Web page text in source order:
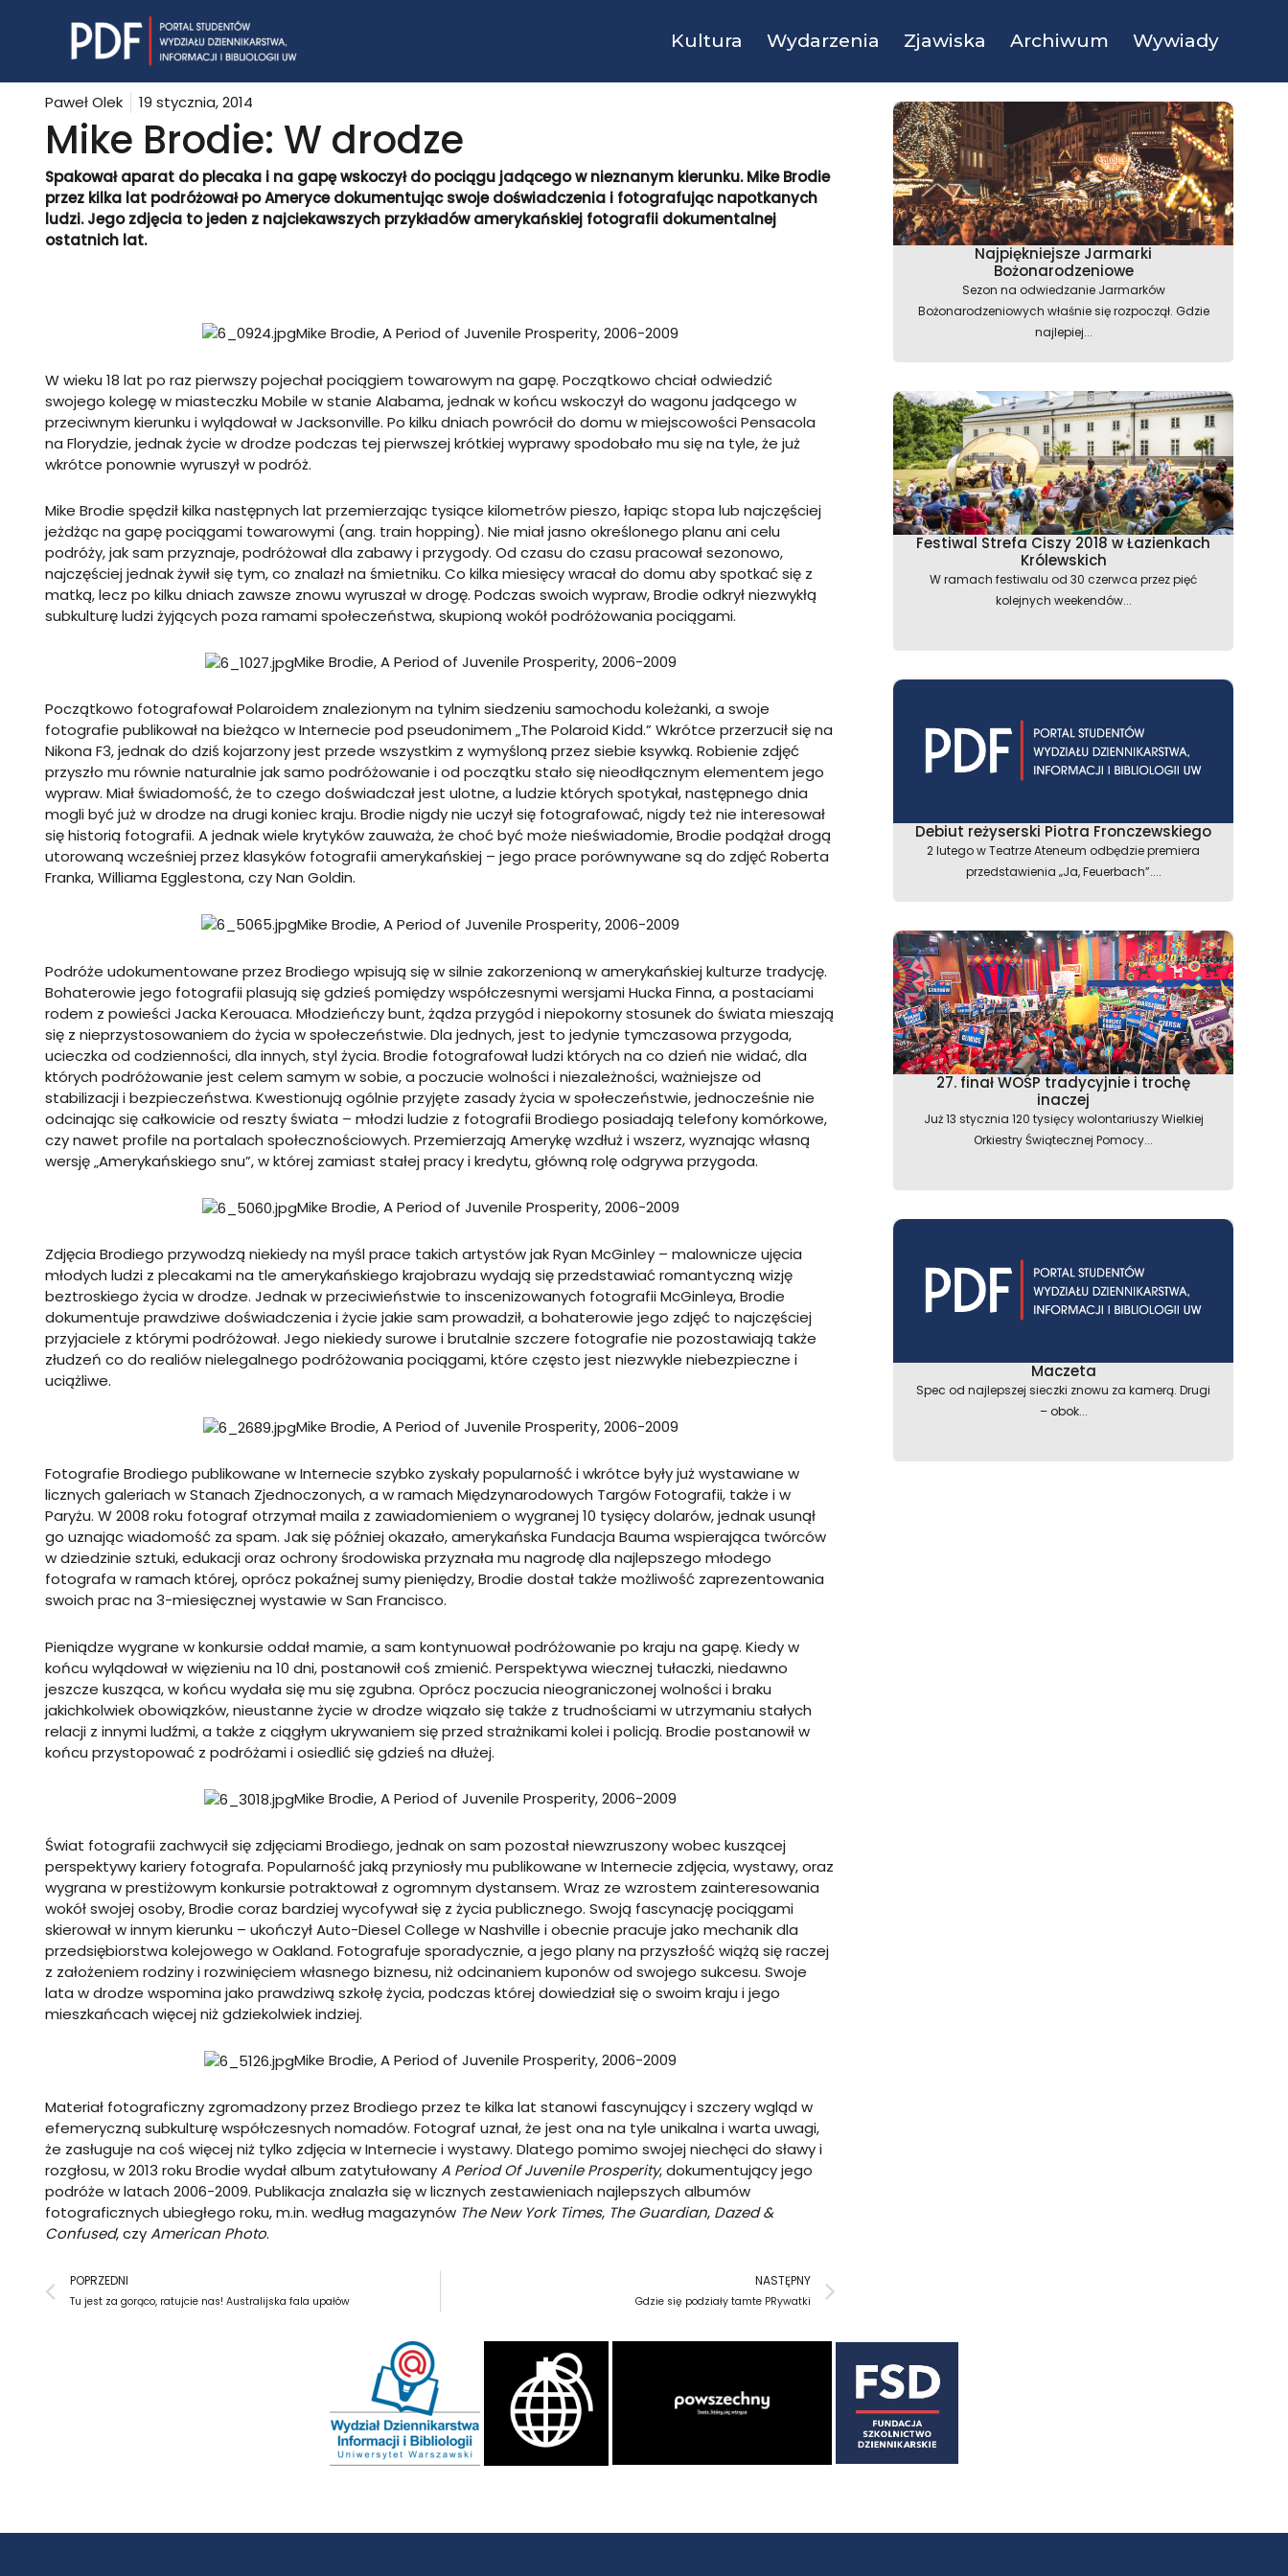
Kultura Wydarzenia Zjawiska Archiwum Wywiady
Paweł Olek 19 stycznia, 2014
Mike Brodie: W drodze
Spakował aparat do plecaka i na gapę wskoczył do pociągu jadącego w nieznanym kierunku. Mike Brodie
przez kilka lat podróżował po Ameryce dokumentując swoje doświadczenia i fotografując napotkanych
ludzi. Jego zdjęcia to jeden z najciekawszych przykładów amerykańskiej fotografii dokumentalnej
ostatnich lat.
Mike Brodie, A Period of Juvenile Prosperity, 2006-2009
W wieku 18 lat po raz pierwszy pojechał pociągiem towarowym na gapę. Początkowo chciał odwiedzić
swojego kolegę w miasteczku Mobile w stanie Alabama, jednak w końcu wskoczył do wagonu jadącego w
przeciwnym kierunku i wylądował w Jacksonville. Po kilku dniach powrócił do domu w miejscowości Pensacola
na Florydzie, jednak życie w drodze podczas tej pierwszej krótkiej wyprawy spodobało mu się na tyle, że już
wkrótce ponownie wyruszył w podróż.
Mike Brodie spędził kilka następnych lat przemierzając tysiące kilometrów pieszo, łapiąc stopa lub najczęściej
jeżdżąc na gapę pociągami towarowymi (ang. train hopping). Nie miał jasno określonego planu ani celu
podróży, jak sam przyznaje, podróżował dla zabawy i przygody. Od czasu do czasu pracował sezonowo,
najczęściej jednak żywił się tym, co znalazł na śmietniku. Co kilka miesięcy wracał do domu aby spotkać się z
matką, lecz po kilku dniach zawsze znowu wyruszał w drogę. Podczas swoich wypraw, Brodie odkrył niezwykłą
subkulturę ludzi żyjących poza ramami społeczeństwa, skupioną wokół podróżowania pociągami.
Mike Brodie, A Period of Juvenile Prosperity, 2006-2009
Początkowo fotografował Polaroidem znalezionym na tylnim siedzeniu samochodu koleżanki, a swoje
fotografie publikował na bieżąco w Internecie pod pseudonimem „The Polaroid Kidd.” Wkrótce przerzucił się na
Nikona F3, jednak do dziś kojarzony jest przede wszystkim z wymyśloną przez siebie ksywką. Robienie zdjęć
przyszło mu równie naturalnie jak samo podróżowanie i od początku stało się nieodłącznym elementem jego
wypraw. Miał świadomość, że to czego doświadczał jest ulotne, a ludzie których spotykał, następnego dnia
mogli być już w drodze na drugi koniec kraju. Brodie nigdy nie uczył się fotografować, nigdy też nie interesował
się historią fotografii. A jednak wiele krytyków zauważa, że choć być może nieświadomie, Brodie podążał drogą
utorowaną wcześniej przez klasyków fotografii amerykańskiej – jego prace porównywane są do zdjęć Roberta
Franka, Williama Egglestona, czy Nan Goldin.
Mike Brodie, A Period of Juvenile Prosperity, 2006-2009
Podróże udokumentowane przez Brodiego wpisują się w silnie zakorzenioną w amerykańskiej kulturze tradycję.
Bohaterowie jego fotografii plasują się gdzieś pomiędzy współczesnymi wersjami Hucka Finna, a postaciami
rodem z powieści Jacka Kerouaca. Młodzieńczy bunt, żądza przygód i niepokorny stosunek do świata mieszają
się z nieprzystosowaniem do życia w społeczeństwie. Dla jednych, jest to jedynie tymczasowa przygoda,
ucieczka od codzienności, dla innych, styl życia. Brodie fotografował ludzi których na co dzień nie widać, dla
których podróżowanie jest celem samym w sobie, a poczucie wolności i niezależności, ważniejsze od
stabilizacji i bezpieczeństwa. Kwestionują ogólnie przyjęte zasady życia w społeczeństwie, jednocześnie nie
odcinając się całkowicie od reszty świata – młodzi ludzie z fotografii Brodiego posiadają telefony komórkowe,
czy nawet profile na portalach społecznościowych. Przemierzają Amerykę wzdłuż i wszerz, wyznając własną
wersję „Amerykańskiego snu”, w której zamiast stałej pracy i kredytu, główną rolę odgrywa przygoda.
Mike Brodie, A Period of Juvenile Prosperity, 2006-2009
Zdjęcia Brodiego przywodzą niekiedy na myśl prace takich artystów jak Ryan McGinley – malownicze ujęcia
młodych ludzi z plecakami na tle amerykańskiego krajobrazu wydają się przedstawiać romantyczną wizję
beztroskiego życia w drodze. Jednak w przeciwieństwie to inscenizowanych fotografii McGinleya, Brodie
dokumentuje prawdziwe doświadczenia i życie jakie sam prowadził, a bohaterowie jego zdjęć to najczęściej
przyjaciele z którymi podróżował. Jego niekiedy surowe i brutalnie szczere fotografie nie pozostawiają także
złudzeń co do realiów nielegalnego podróżowania pociągami, które często jest niezwykle niebezpieczne i
uciążliwe.
Mike Brodie, A Period of Juvenile Prosperity, 2006-2009
Fotografie Brodiego publikowane w Internecie szybko zyskały popularność i wkrótce były już wystawiane w
licznych galeriach w Stanach Zjednoczonych, a w ramach Międzynarodowych Targów Fotografii, także i w
Paryżu. W 2008 roku fotograf otrzymał maila z zawiadomieniem o wygranej 10 tysięcy dolarów, jednak usunął
go uznając wiadomość za spam. Jak się później okazało, amerykańska Fundacja Bauma wspierająca twórców
w dziedzinie sztuki, edukacji oraz ochrony środowiska przyznała mu nagrodę dla najlepszego młodego
fotografa w ramach której, oprócz pokaźnej sumy pieniędzy, Brodie dostał także możliwość zaprezentowania
swoich prac na 3-miesięcznej wystawie w San Francisco.
Pieniądze wygrane w konkursie oddał mamie, a sam kontynuował podróżowanie po kraju na gapę. Kiedy w
końcu wylądował w więzieniu na 10 dni, postanowił coś zmienić. Perspektywa wiecznej tułaczki, niedawno
jeszcze kusząca, w końcu wydała się mu się zgubna. Oprócz poczucia nieograniczonej wolności i braku
jakichkolwiek obowiązków, nieustanne życie w drodze wiązało się także z trudnościami w utrzymaniu stałych
relacji z innymi ludźmi, a także z ciągłym ukrywaniem się przed strażnikami kolei i policją. Brodie postanowił w
końcu przystopować z podróżami i osiedlić się gdzieś na dłużej.
Mike Brodie, A Period of Juvenile Prosperity, 2006-2009
Świat fotografii zachwycił się zdjęciami Brodiego, jednak on sam pozostał niewzruszony wobec kuszącej
perspektywy kariery fotografa. Popularność jaką przyniosły mu publikowane w Internecie zdjęcia, wystawy, oraz
wygrana w prestiżowym konkursie potraktował z ogromnym dystansem. Wraz ze wzrostem zainteresowania
wokół swojej osoby, Brodie coraz bardziej wycofywał się z życia publicznego. Swoją fascynację pociągami
skierował w innym kierunku – ukończył Auto-Diesel College w Nashville i obecnie pracuje jako mechanik dla
przedsiębiorstwa kolejowego w Oakland. Fotografuje sporadycznie, a jego plany na przyszłość wiążą się raczej
z założeniem rodziny i rozwinięciem własnego biznesu, niż odcinaniem kuponów od swojego sukcesu. Swoje
lata w drodze wspomina jako prawdziwą szkołę życia, podczas której dowiedział się o swoim kraju i jego
mieszkańcach więcej niż gdziekolwiek indziej.
Mike Brodie, A Period of Juvenile Prosperity, 2006-2009
Materiał fotograficzny zgromadzony przez Brodiego przez te kilka lat stanowi fascynujący i szczery wgląd w
efemeryczną subkulturę współczesnych nomadów. Fotograf uznał, że jest ona na tyle unikalna i warta uwagi,
że zasługuje na coś więcej niż tylko zdjęcia w Internecie i wystawy. Dlatego pomimo swojej niechęci do sławy i
rozgłosu, w 2013 roku Brodie wydał album zatytułowanyA Period Of Juvenile Prosperity, dokumentujący jego
podróże w latach 2006-2009. Publikacja znalazła się w licznych zestawieniach najlepszych albumów
fotograficznych ubiegłego roku, m.in. według magazynów The New York Times, The Guardian, Dazed &
Confused, czyAmerican Photo.
Prev
POPRZEDNI
Tu jest za gorąco, ratujcie nas! Australijska fala upałów
NASTĘPNY
Gdzie się podziały tamte PRywatki
Najpiękniejsze Jarmarki
Bożonarodzeniowe
Sezon na odwiedzanie Jarmarków
Bożonarodzeniowych właśnie się rozpoczął. Gdzie
najlepiej...
Festiwal Strefa Ciszy 2018 w Łazienkach
Królewskich
W ramach festiwalu od 30 czerwca przez pięć
kolejnych weekendów...
Debiut reżyserski Piotra Fronczewskiego
2 lutego w Teatrze Ateneum odbędzie premiera
przedstawienia „Ja, Feuerbach”....
27. finał WOŚP tradycyjnie i trochę
inaczej
Już 13 stycznia 120 tysięcy wolontariuszy Wielkiej
Orkiestry Świątecznej Pomocy...
Maczeta
Spec od najlepszej sieczki znowu za kamerą. Drugi
– obok...